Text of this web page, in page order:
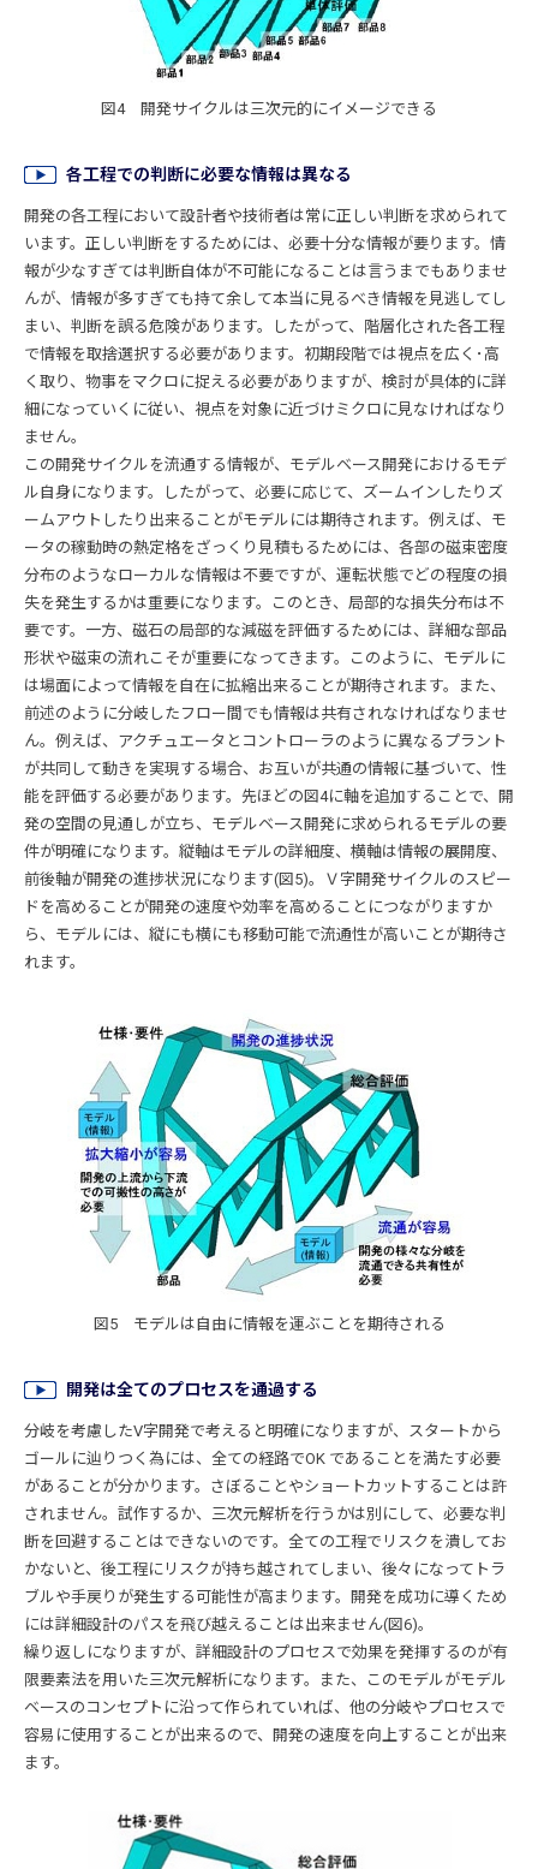
図4 開発サイクルは三次元的にイメージできる
各工程での判断に必要な情報は異なる
開発の各工程において設計者や技術者は常に正しい判断を求められて
います。正しい判断をするためには、必要十分な情報が要ります。情
報が少なすぎては判断自体が不可能になることは言うまでもありませ
んが、情報が多すぎても持て余して本当に見るべき情報を見逃してし
まい、判断を誤る危険があります。したがって、階層化された各工程
で情報を取捨選択する必要があります。初期段階では視点を広く･高
く取り、物事をマクロに捉える必要がありますが、検討が具体的に詳
細になっていくに従い、視点を対象に近づけミクロに見なければなり
ません。
この開発サイクルを流通する情報が、モデルベース開発におけるモデ
ル自身になります。したがって、必要に応じて、ズームインしたりズ
ームアウトしたり出来ることがモデルには期待されます。例えば、モ
ータの稼動時の熱定格をざっくり見積もるためには、各部の磁束密度
分布のようなローカルな情報は不要ですが、運転状態でどの程度の損
失を発生するかは重要になります。このとき、局部的な損失分布は不
要です。一方、磁石の局部的な減磁を評価するためには、詳細な部品
形状や磁束の流れこそが重要になってきます。このように、モデルに
は場面によって情報を自在に拡縮出来ることが期待されます。また、
前述のように分岐したフロー間でも情報は共有されなければなりませ
ん。例えば、アクチュエータとコントローラのように異なるプラント
が共同して動きを実現する場合、お互いが共通の情報に基づいて、性
能を評価する必要があります。先ほどの図4に軸を追加することで、開
発の空間の見通しが立ち、モデルベース開発に求められるモデルの要
件が明確になります。縦軸はモデルの詳細度、横軸は情報の展開度、
前後軸が開発の進捗状況になります(図5)。Ｖ字開発サイクルのスピー
ドを高めることが開発の速度や効率を高めることにつながりますか
ら、モデルには、縦にも横にも移動可能で流通性が高いことが期待さ
れます。
図5 モデルは自由に情報を運ぶことを期待される
開発は全てのプロセスを通過する
分岐を考慮したV字開発で考えると明確になりますが、スタートから
ゴールに辿りつく為には、全ての経路でOK であることを満たす必要
があることが分かります。さぼることやショートカットすることは許
されません。試作するか、三次元解析を行うかは別にして、必要な判
断を回避することはできないのです。全ての工程でリスクを潰してお
かないと、後工程にリスクが持ち越されてしまい、後々になってトラ
ブルや手戻りが発生する可能性が高まります。開発を成功に導くため
には詳細設計のパスを飛び越えることは出来ません(図6)。
繰り返しになりますが、詳細設計のプロセスで効果を発揮するのが有
限要素法を用いた三次元解析になります。また、このモデルがモデル
ベースのコンセプトに沿って作られていれば、他の分岐やプロセスで
容易に使用することが出来るので、開発の速度を向上することが出来
ます。